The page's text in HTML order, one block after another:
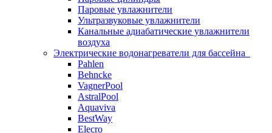
Паровые увлажнители
Ультразвуковые увлажнители
Канальные адиабатические увлажнители
воздуха
Электрические водонагреватели для бассейна
Pahlen
Behncke
VagnerPool
AstralPool
Aquaviva
BestWay
Elecro